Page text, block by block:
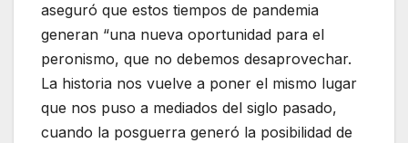
aseguró que estos tiempos de pandemia
generan “una nueva oportunidad para el
peronismo, que no debemos desaprovechar.
La historia nos vuelve a poner el mismo lugar
que nos puso a mediados del siglo pasado,
cuando la posguerra generó la posibilidad de